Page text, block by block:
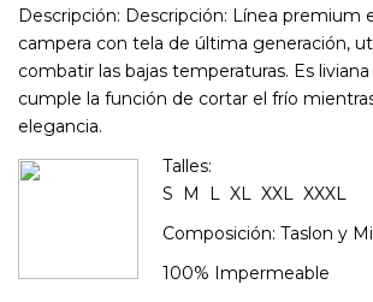
Descripción: Descripción: Línea premium
campera con tela de última generación,
combatir las bajas temperaturas. Es
cumple la función de cortar el frío
elegancia.
Talles:
S M L XL XXL XXXL
Composición: Taslon y
100% Impermeable